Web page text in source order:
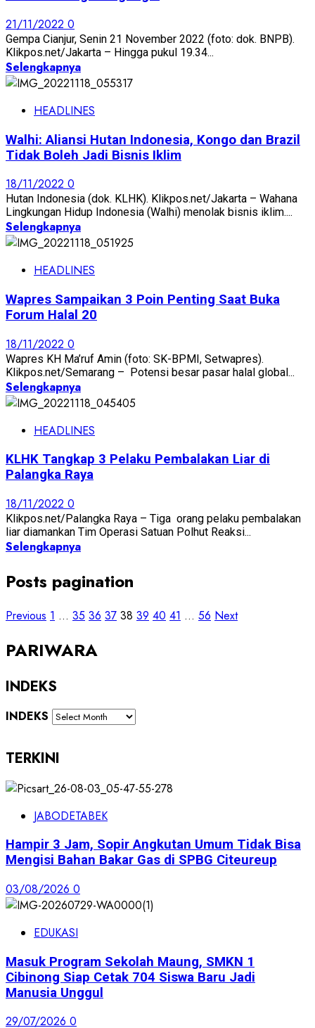
21/11/2022 0
Gempa Cianjur, Senin 21 November 2022 (foto: dok. BNPB).
Klikpos.net/Jakarta – Hingga pukul 19.34...
Selengkapnya
HEADLINES
Walhi: Aliansi Hutan Indonesia, Kongo dan Brazil
Tidak Boleh Jadi Bisnis Iklim
18/11/2022 0
Hutan Indonesia (dok. KLHK). Klikpos.net/Jakarta – Wahana
Lingkungan Hidup Indonesia (Walhi) menolak bisnis iklim....
Selengkapnya
HEADLINES
Wapres Sampaikan 3 Poin Penting Saat Buka
Forum Halal 20
18/11/2022 0
Wapres KH Ma’ruf Amin (foto: SK-BPMI, Setwapres).
Klikpos.net/Semarang – Potensi besar pasar halal global...
Selengkapnya
HEADLINES
KLHK Tangkap 3 Pelaku Pembalakan Liar di
Palangka Raya
18/11/2022 0
Klikpos.net/Palangka Raya – Tiga orang pelaku pembalakan
liar diamankan Tim Operasi Satuan Polhut Reaksi...
Selengkapnya
Posts pagination
Previous 1 … 35 36 37 38 39 40 41 … 56 Next
PARIWARA
INDEKS
INDEKS
TERKINI
JABODETABEK
Hampir 3 Jam, Sopir Angkutan Umum Tidak Bisa
Mengisi Bahan Bakar Gas di SPBG Citeureup
03/08/2026 0
EDUKASI
Masuk Program Sekolah Maung, SMKN 1
Cibinong Siap Cetak 704 Siswa Baru Jadi
Manusia Unggul
29/07/2026 0